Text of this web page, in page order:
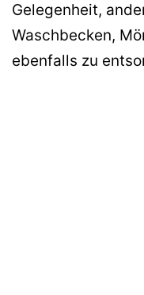
Gelegenheit,
Waschbecken,
ebenfalls zu